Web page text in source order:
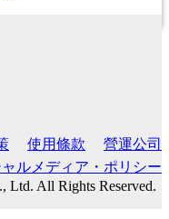
使用條款
營運公司
ルメディア・ポリシー
Ltd. All Rights Reserved.